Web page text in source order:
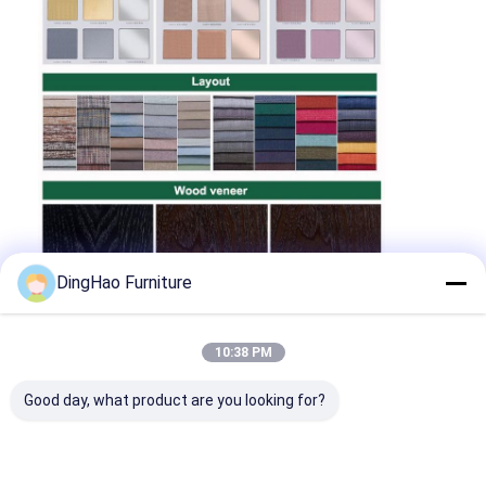
DingHao Furniture
10:38 PM
Good day, what product are you looking for?